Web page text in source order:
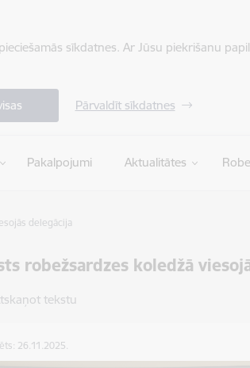
sīkdatnes. Ar Jūsu piekrišanu
Pārvaldīt sīkdatnes
Pakalpojumi Aktualitātes
delegācija
robežsardzes koledžā
tekstu
26.11.2025.